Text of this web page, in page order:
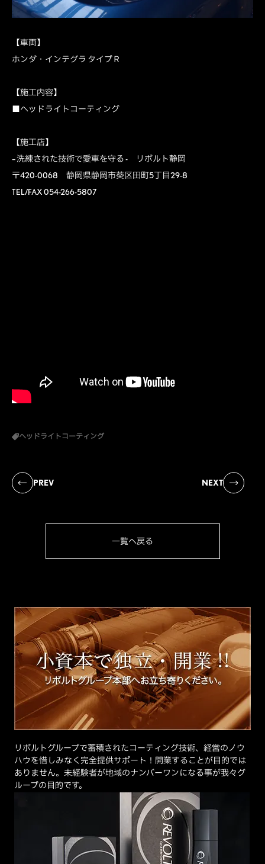
【車両】
ホンダ・インテグラ タイプＲ
【施工内容】
■ヘッドライトコーティング
【施工店】
– 洗練された技術で愛車を守る - リボルト静岡
〒420-0068 静岡県静岡市葵区田町5丁目29-8
TEL/FAX 054-266-5807
ヘッドライトコーティング
PREV NEXT
一覧へ戻る
リボルトグループで蓄積されたコーティング技術、経営のノウ
ハウを惜しみなく完全提供サポート！開業することが目的では
ありません。未経験者が地域のナンバーワンになる事が我々グ
ループの目的です。